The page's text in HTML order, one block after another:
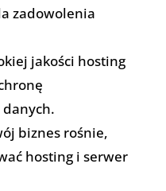
zadowolenia
jakości hosting
biznes rośnie,
hosting i serwer